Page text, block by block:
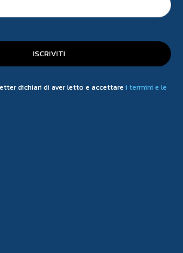
ISCRIVITI
dichiari di aver letto e accettare i termini e le